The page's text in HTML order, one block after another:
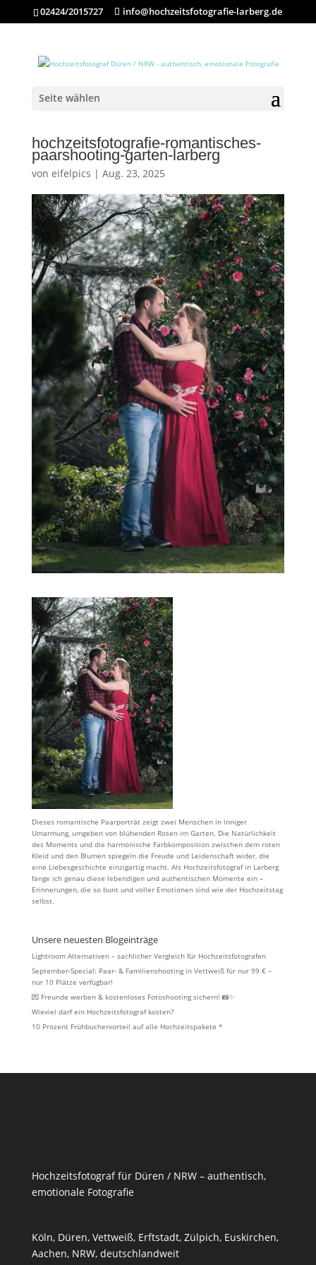
02424/2015727 info@hochzeitsfotografie-larberg.de
Seite wählen
hochzeitsfotografie-romantisches-
paarshooting-garten-larberg
von eifelpics | Aug. 23, 2025
Dieses romantische Paarporträt zeigt zwei Menschen in inniger
Umarmung, umgeben von blühenden Rosen im Garten. Die Natürlichkeit
des Moments und die harmonische Farbkomposition zwischen dem roten
Kleid und den Blumen spiegeln die Freude und Leidenschaft wider, die
eine Liebesgeschichte einzigartig macht. Als Hochzeitsfotograf in Larberg
fange ich genau diese lebendigen und authentischen Momente ein –
Erinnerungen, die so bunt und voller Emotionen sind wie der Hochzeitstag
selbst.
Unsere neuesten Blogeinträge
Lightroom Alternativen – sachlicher Vergleich für Hochzeitsfotografen
September-Special: Paar- & Familienshooting in Vettweiß für nur 99 € –
nur 10 Plätze verfügbar!
💌 Freunde werben & kostenloses Fotoshooting sichern! 📸✨
Wieviel darf ein Hochzeitsfotograf kosten?
10 Prozent Frühbuchervorteil auf alle Hochzeitspakete *
Hochzeitsfotograf für Düren / NRW – authentisch,
emotionale Fotografie
Köln, Düren, Vettweiß, Erftstadt, Zülpich, Euskirchen,
Aachen, NRW, deutschlandweit